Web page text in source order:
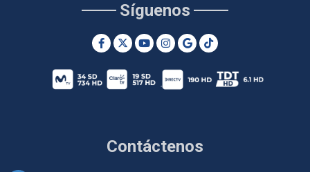
Contáctenos
Síguenos